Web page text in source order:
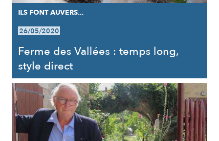
ILS FONT AUVERS...
26/05/2020
Ferme des Vallées : temps long,
style direct